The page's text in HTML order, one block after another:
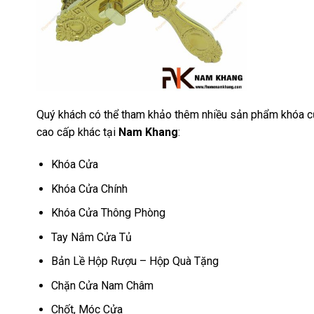
Quý khách có thể tham khảo thêm nhiều sản phẩm
cao cấp khác tại Nam Khang:
Khóa Cửa
Khóa Cửa Chính
Khóa Cửa Thông Phòng
Tay Nắm Cửa Tủ
Bản Lề Hộp Rượu – Hộp Quà Tặng
Chặn Cửa Nam Châm
Chốt, Móc Cửa